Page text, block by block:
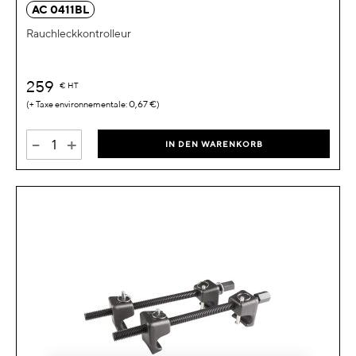
AC 0411BL
Rauchleckkontrolleur
259 € HT
0,67 €
- + IN DEN WARENKORB